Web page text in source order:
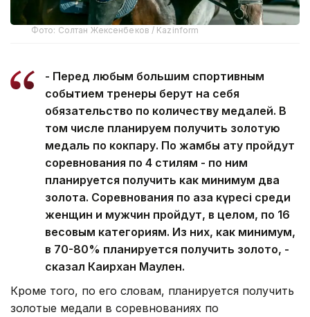
Фото: Солтан Жексенбеков / Kazinform
- Перед любым большим спортивным
событием тренеры берут на себя
обязательство по количеству медалей. В
том числе планируем получить золотую
медаль по кокпару. По жамбы ату пройдут
соревнования по 4 стилям - по ним
планируется получить как минимум два
золота. Соревнования по қазақ күресі среди
женщин и мужчин пройдут, в целом, по 16
весовым категориям. Из них, как минимум,
в 70-80% планируется получить золото, -
сказал Каирхан Маулен.
Кроме того, по его словам, планируется получить
золотые медали в соревнованиях по